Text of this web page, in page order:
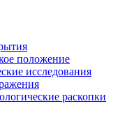
положение
исследования
раскопки